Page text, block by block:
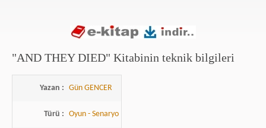
"AND THEY DIED" Kitabinin teknik bilgileri
Yazan : Gün GENCER
Türü : Oyun - Senaryo